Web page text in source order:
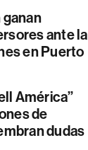
ganan
ante la
en Puerto
América”
de
dudas